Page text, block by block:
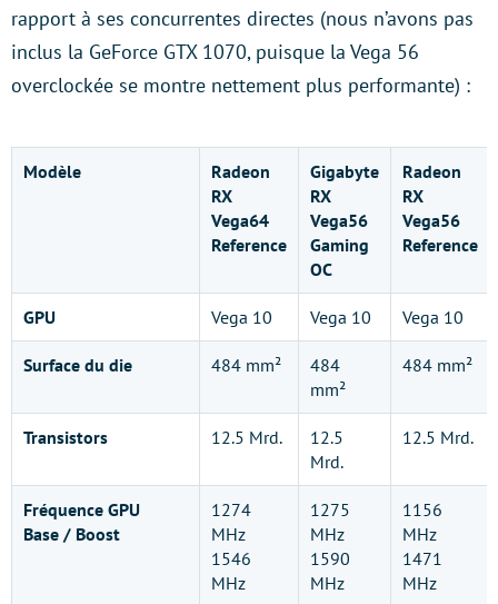
rapport à ses concurrentes directes (nous n’avons pas
inclus la GeForce GTX 1070, puisque la Vega 56
overclockée se montre nettement plus performante) :
Modèle
Radeon
RX
Vega64
Reference
Gigabyte
RX
Vega56
Gaming
OC
Radeon
RX
Vega56
Reference
GPU Vega 10 Vega 10 Vega 10
Surface du die 484 mm²
484
mm²
484 mm²
Transistors 12.5 Mrd.
12.5
Mrd.
12.5 Mrd.
Fréquence GPU
Base / Boost
1274
MHz
1546
MHz
1275
MHz
1590
MHz
1156
MHz
1471
MHz